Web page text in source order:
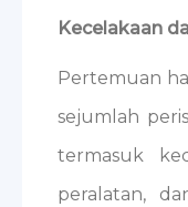
Kecelakaan
Pertemuan
sejumlah
termasuk
peralatan,